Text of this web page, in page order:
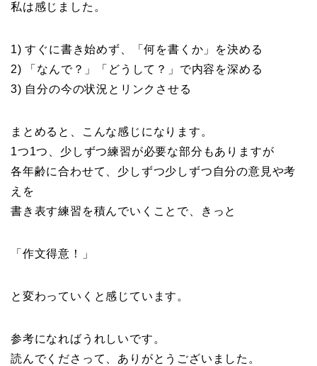
私は感じました。
1) すぐに書き始めず、「何を書くか」を決める
2) 「なんで？」「どうして？」で内容を深める
3) 自分の今の状況とリンクさせる
まとめると、こんな感じになります。
1つ1つ、少しずつ練習が必要な部分もありますが
各年齢に合わせて、少しずつ少しずつ自分の意見や考
えを
書き表す練習を積んでいくことで、きっと
「作文得意！」
と変わっていくと感じています。
参考になればうれしいです。
読んでくださって、ありがとうございました。